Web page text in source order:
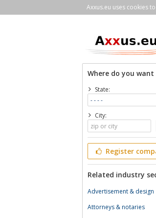
Axxus.eu uses cookies
Where do you
State:
City:
Register
Related industry
Advertisement & design
Attorneys & notaries